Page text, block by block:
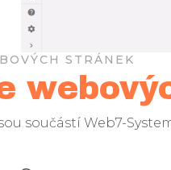
STRÁNEK
součástí Web7-